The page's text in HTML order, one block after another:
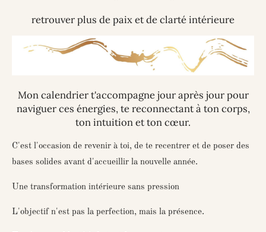
retrouver plus de paix et de clarté intérieure
Mon calendrier t'accompagne jour après jour pour
naviguer ces énergies, te reconnectant à ton corps,
ton intuition et ton cœur.
C'est l'occasion de revenir à toi, de te recentrer et de poser des
bases solides avant d'accueillir la nouvelle année.
Une transformation intérieure sans pression
L'objectif n'est pas la perfection, mais la présence.